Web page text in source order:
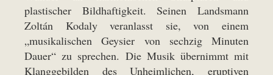
plastischer Bildhaftigkeit. Seinen Landsmann
Zoltán Kodaly veranlasst sie, von einem
„musikalischen Geysier von sechzig Minuten
Dauer“ zu sprechen. Die Musik übernimmt mit
Klanggebilden des Unheimlichen, eruptiven